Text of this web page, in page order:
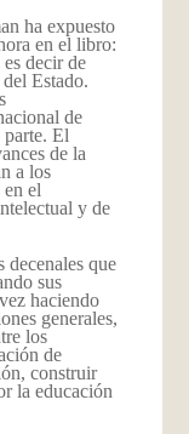
ha expuesto
en el libro:
decir de
Estado.
de
parte. El
de la
a los
el
y de
decenales que
sus
haciendo
generales,
los
de
construir
la educación